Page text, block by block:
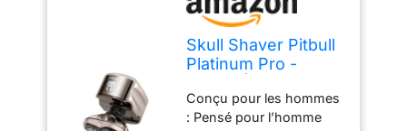
Skull Shaver Pitbull
Platinum Pro -
Homme - Sans Fil,
Rechargeable,
Conçu pour les hommes
: Pensé pour l’homme